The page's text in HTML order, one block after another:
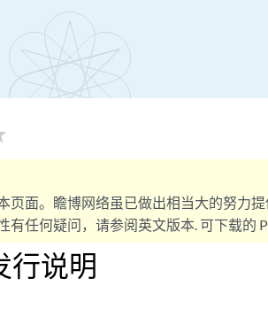
页面。瞻博网络虽已做出相当大的努力
任何疑问，请参阅英文版本. 可下载的
行说明